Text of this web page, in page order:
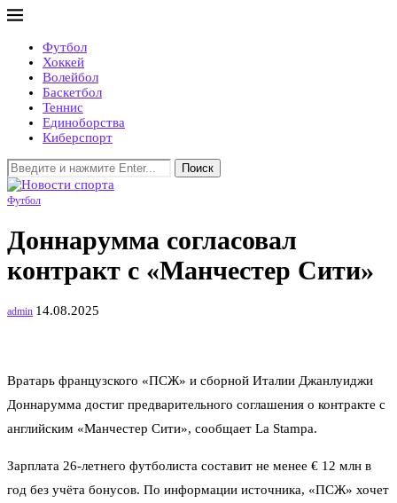
Футбол
Хоккей
Волейбол
Баскетбол
Теннис
Единоборства
Киберспорт
Поиск
Футбол
Доннарумма согласовал
контракт с «Манчестер Сити»
admin 14.08.2025
Вратарь французского «ПСЖ» и сборной Италии Джанлуиджи
Доннарумма достиг предварительного соглашения о контракте с
английским «Манчестер Сити», сообщает La Stampa.
Зарплата 26-летнего футболиста составит не менее € 12 млн в
год без учёта бонусов. По информации источника, «ПСЖ» хочет